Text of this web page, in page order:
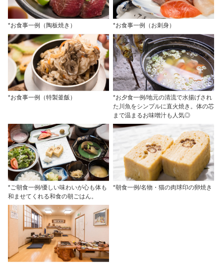
*お食事一例（陶板焼き） *お食事一例（お刺身）
*お食事一例（特製釜飯）
*お夕食一例/地元の清流で水揚げされ
た川魚をシンプルに直火焼き。体の芯
まで温まるお味噌汁も人気◎
*ご朝食一例/優しい味わいが心も体も
和ませてくれる和食の朝ごはん。
*朝食一例/名物・猫の肉球印の卵焼き